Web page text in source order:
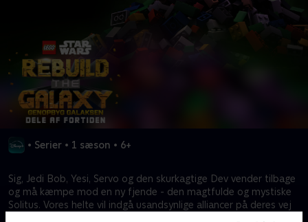
• Serier • 1 sæson • 6+
Sig, Jedi Bob, Yesi, Servo og den skurkagtige Dev vender tilbage
og må kæmpe mod en ny fjende - den magtfulde og mystiske
Solitus. Vores helte vil indgå usandsynlige alliancer på deres vej